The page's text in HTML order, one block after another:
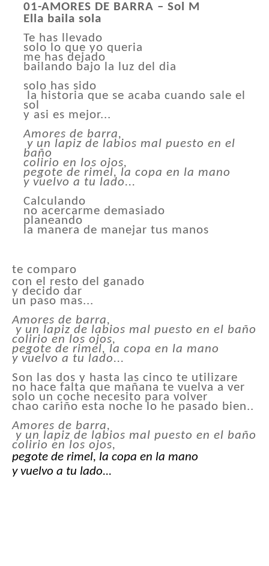
01-AMORES DE BARRA – Sol M
Ella baila sola
Te has llevado
solo lo que yo queria
me has dejado
bailando bajo la luz del dia
solo has sido
la historia que se acaba cuando sale el
sol
y asi es mejor...
Amores de barra,
y un lapiz de labios mal puesto en el
baño
colirio en los ojos,
pegote de rimel, la copa en la mano
y vuelvo a tu lado...
Calculando
no acercarme demasiado
planeando
la manera de manejar tus manos
te comparo
con el resto del ganado
y decido dar
un paso mas...
Amores de barra,
y un lapiz de labios mal puesto en el baño
colirio en los ojos,
pegote de rimel, la copa en la mano
y vuelvo a tu lado...
Son las dos y hasta las cinco te utilizare
no hace falta que mañana te vuelva a ver
solo un coche necesito para volver
chao cariño esta noche lo he pasado bien..
Amores de barra,
y un lapiz de labios mal puesto en el baño
colirio en los ojos,
pegote de rimel, la copa en la mano
y vuelvo a tu lado...